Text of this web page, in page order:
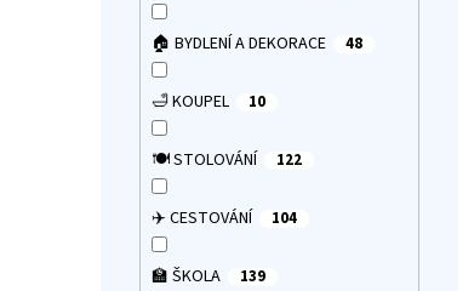
🏠 BYDLENÍ A DEKORACE 48
🛁 KOUPEL 10
🍽️ STOLOVÁNÍ 122
✈️ CESTOVÁNÍ 104
🏫 ŠKOLA 139